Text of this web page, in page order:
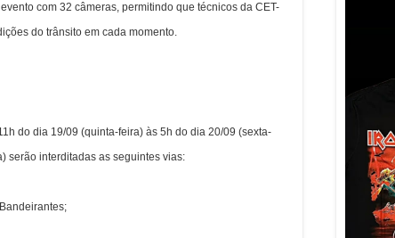
com 32 câmeras, permitindo que técnicos da CET-
do trânsito em cada momento.
do dia 19/09 (quinta-feira) às 5h do dia 20/09 (sexta-
serão interditadas as seguintes vias: